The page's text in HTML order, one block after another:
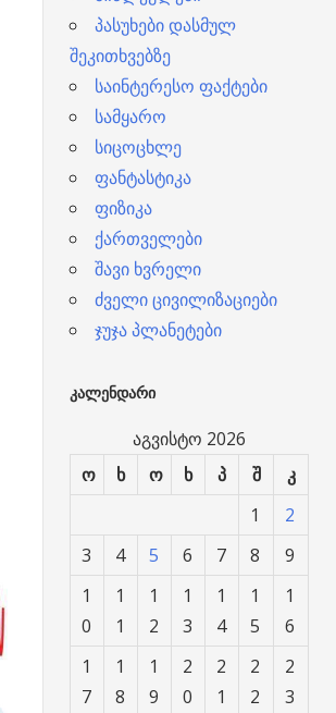
პასუხები დასმულ
შეკითხვებზე
საინტერესო ფაქტები
სამყარო
სიცოცხლე
ფანტასტიკა
ფიზიკა
ქართველები
შავი ხვრელი
ძველი ცივილიზაციები
ჯუჯა პლანეტები
ᲙᲐᲚᲔᲜᲓᲐᲠᲘ
აგვისტო 2026
ო
ხ ო ხ პ შ კ
1
2
3
4 5 6 7 8
9
1
0
1
1
1
2
1
3
1
4
1
5
1
6
1
7
1
8
1
9
2
0
2
1
2
2
2
3